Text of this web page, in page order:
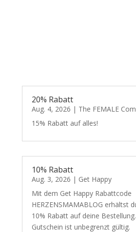
20% Rabatt
Aug. 4, 2026 | The FEMALE
15% Rabatt auf alles!
10% Rabatt
Aug. 3, 2026 | Get Happy
Mit dem Get Happy Rabattcode
HERZENSMAMABLOG erhältst
10% Rabatt auf deine
Gutschein ist unbegrenzt gültig.